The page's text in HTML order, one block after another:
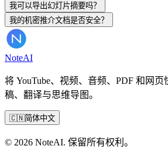
我可以导出幻灯片摘要吗？
我的机密推介文档是否安全？
NoteAI
将 YouTube、视频、音频、PDF 和网
稿、翻译与思维导图。
🇨🇳简体中文
© 2026 NoteAI. 保留所有权利。